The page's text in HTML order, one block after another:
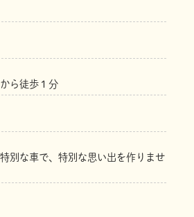
ら徒歩１分
別な車で、特別な思い出を作りませ